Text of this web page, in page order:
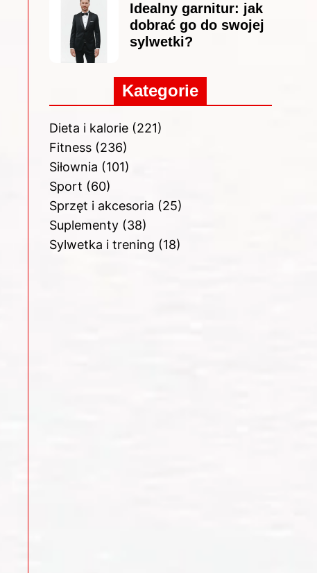
Idealny garnitur: jak
dobrać go do swojej
sylwetki?
Kategorie
Dieta i kalorie(221)
Fitness(236)
Siłownia (101)
Sport (60)
Sprzęt i akcesoria (25)
Suplementy(38)
Sylwetka i trening (18)